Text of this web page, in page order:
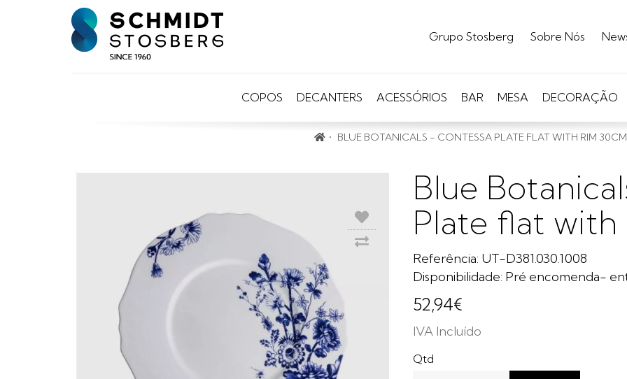
Grupo Stosberg Sobre Nós
COPOS DECANTERS ACESSÓRIOS BAR MESA DECORAÇÃO
BLUE BOTANICALS - CONTESSA PLATE FLAT WITH RIM 30CM
Blue
Plate flat
Referência: UT-D381.030.1008
Disponibilidade: Pré encomenda-
52,94€
IVA Incluído
Qtd